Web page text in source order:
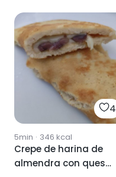
4
5min · 346 kcal
Crepe de harina de
almendra con queso